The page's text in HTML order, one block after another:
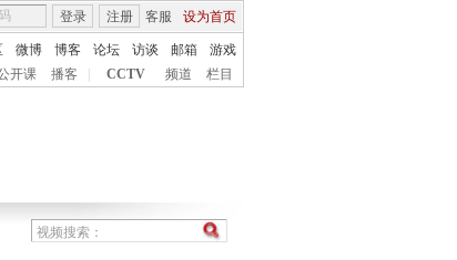
客服 设为首页
登录 注册
微博 博客 论坛 访谈 邮箱
游戏
开课 播客 CCTV 频道 栏目